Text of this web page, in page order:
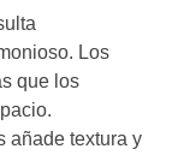
Los
que los
añade textura y